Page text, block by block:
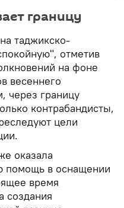
границу
таджикско-
отметив
на фоне
весеннего
через границу
контрабандисты,
цели
оказала
помощь в оснащении
время
создания